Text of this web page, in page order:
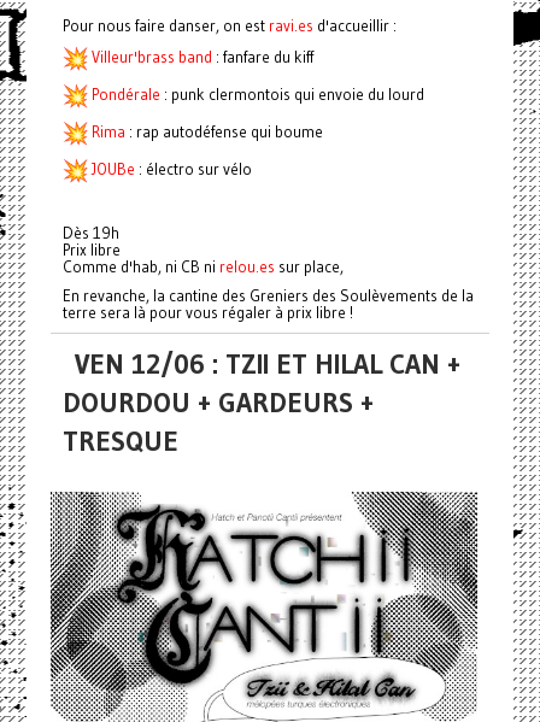
Pour nous faire danser, on est ravi.es d'accueillir :
Villeur'brass band : fanfare du kiff
Pondérale : punk clermontois qui envoie du lourd
Rima : rap autodéfense qui boume
JOUBe : électro sur vélo
Dès 19h
Prix libre
Comme d'hab, ni CB ni relou.es sur place,
En revanche, la cantine des Greniers des Soulèvements de la
terre sera là pour vous régaler à prix libre !
VEN 12/06 : TZII ET HILAL CAN +
DOURDOU + GARDEURS +
TRESQUE